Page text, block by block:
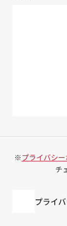
※プライバシ
チ
プライ